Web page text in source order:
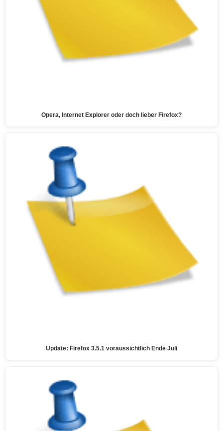
Opera, Internet Explorer oder doch lieber Firefox?
Update: Firefox 3.5.1 voraussichtlich Ende Juli